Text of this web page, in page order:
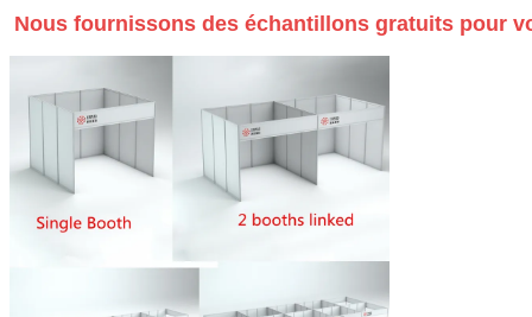
Nous fournissons des échantillons gratuits pour